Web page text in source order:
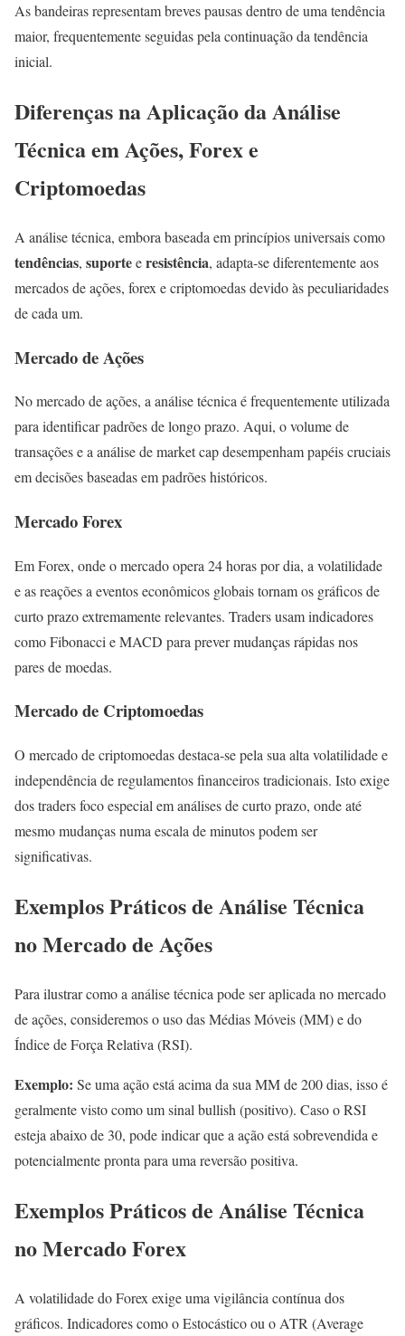
As bandeiras representam breves pausas dentro de uma tendência
maior, frequentemente seguidas pela continuação da tendência
inicial.
Diferenças na Aplicação da Análise
Técnica em Ações, Forex e
Criptomoedas
A análise técnica, embora baseada em princípios universais como
tendências, suporteeresistência, adapta-se diferentemente aos
mercados de ações, forex e criptomoedas devido às peculiaridades
de cada um.
Mercado de Ações
No mercado de ações, a análise técnica é frequentemente utilizada
para identificar padrões de longo prazo. Aqui, o volume de
transações e a análise de market cap desempenham papéis cruciais
em decisões baseadas em padrões históricos.
Mercado Forex
Em Forex, onde o mercado opera 24 horas por dia, a volatilidade
e as reações a eventos econômicos globais tornam os gráficos de
curto prazo extremamente relevantes. Traders usam indicadores
como Fibonacci e MACD para prever mudanças rápidas nos
pares de moedas.
Mercado de Criptomoedas
O mercado de criptomoedas destaca-se pela sua alta volatilidade e
independência de regulamentos financeiros tradicionais. Isto exige
dos traders foco especial em análises de curto prazo, onde até
mesmo mudanças numa escala de minutos podem ser
significativas.
Exemplos Práticos de Análise Técnica
no Mercado de Ações
Para ilustrar como a análise técnica pode ser aplicada no mercado
de ações, consideremos o uso das Médias Móveis (MM) e do
Índice de Força Relativa (RSI).
Exemplo: Se uma ação está acima da sua MM de 200 dias, isso é
geralmente visto como um sinal bullish (positivo). Caso o RSI
esteja abaixo de 30, pode indicar que a ação está sobrevendida e
potencialmente pronta para uma reversão positiva.
Exemplos Práticos de Análise Técnica
no Mercado Forex
A volatilidade do Forex exige uma vigilância contínua dos
gráficos. Indicadores como o Estocástico ou o ATR (Average